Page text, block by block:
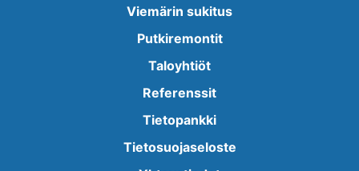
Viemärin sukitus
Putkiremontit
Taloyhtiöt
Referenssit
Tietopankki
Tietosuojaseloste